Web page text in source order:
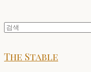
The Stable